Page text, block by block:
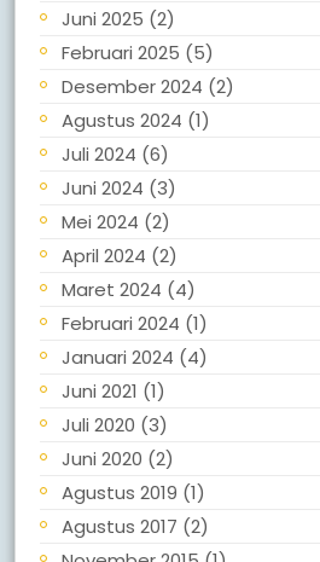
Juni 2025 (2)
Februari 2025 (5)
Desember 2024 (2)
Agustus 2024 (1)
Juli 2024 (6)
Juni 2024 (3)
Mei 2024 (2)
April 2024 (2)
Maret 2024 (4)
Februari 2024 (1)
Januari 2024 (4)
Juni 2021 (1)
Juli 2020 (3)
Juni 2020 (2)
Agustus 2019 (1)
Agustus 2017 (2)